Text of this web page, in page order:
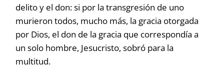
delito y el don: si por la transgresión de uno
murieron todos, mucho más, la gracia otorgada
por Dios, el don de la gracia que correspondía a
un solo hombre, Jesucristo, sobró para la
multitud.